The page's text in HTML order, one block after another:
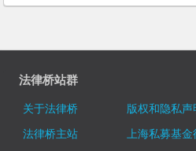
法律桥站群
关于法律桥 版权和隐私声
法律桥主站
上海私募基